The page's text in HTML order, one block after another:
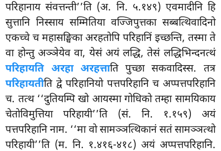
परिहानाय संवत्तन्ती’’ति (अ. नि. ५.१४९) एवमादीनि हि
सुत्तानि निस्साय सम्मितिया वज्जिपुत्तका सब्बत्थिवादिनो
एकच्चे च महासङ्घिका अरहतोपि परिहानिं इच्छन्ति, तस्मा ते
वा होन्तु अञ्ञेयेव वा, येसं अयं लद्धि, तेसं लद्धिभिन्दनत्थं
परिहायति अरहा अरहत्ताति पुच्छा सकवादिस्स. तत्र
परिहायतीति द्वे परिहानियो पत्तपरिहानि च अप्पत्तपरिहानि
च. तत्थ ‘‘दुतियम्पि खो आयस्मा गोधिको तम्हा सामयिकाय
चेतोविमुत्तिया परिहायी’’ति (सं. नि. १.१५९) अयं
पत्तपरिहानि नाम. ‘‘मा वो सामञ्ञत्थिकानं सतं सामञ्ञत्थो
परिहायी’’ति (म. नि. १.४१६-४१८) अयं अप्पत्तपरिहानि.